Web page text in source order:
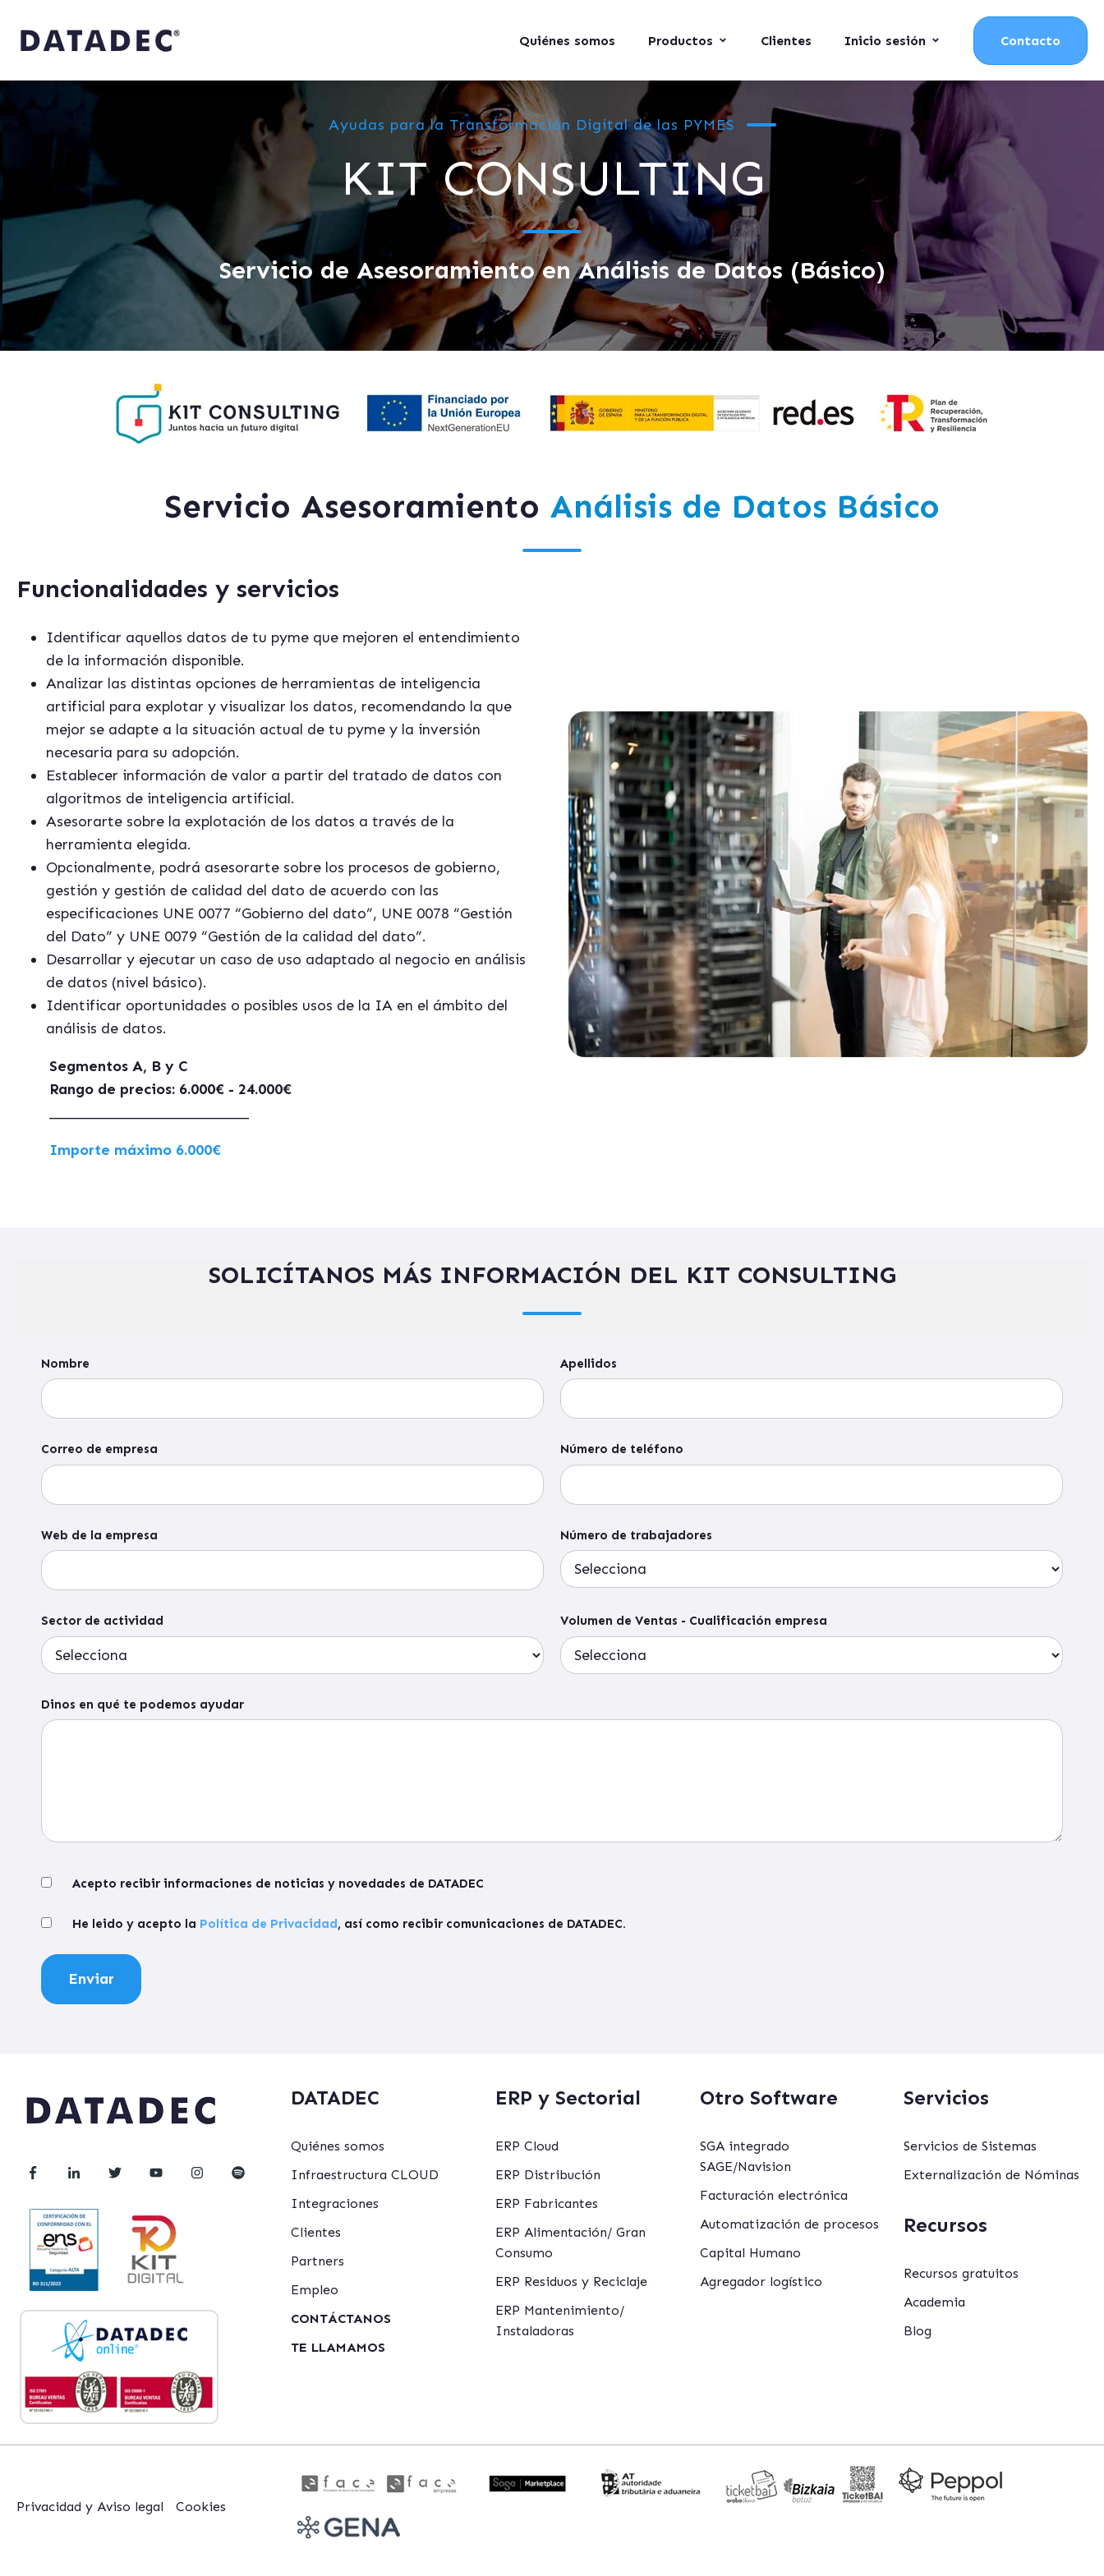
Quiénes somos Productos Clientes Inicio sesión Contacto
Ayudas para la Transformación Digital de las PYMES
KIT CONSULTING
Servicio de Asesoramiento en Análisis de Datos (Básico)
Servicio Asesoramiento Análisis de Datos Básico
Funcionalidades y servicios
Identificar aquellos datos de tu pyme que mejoren el entendimiento
de la información disponible.
Analizar las distintas opciones de herramientas de inteligencia
artificial para explotar y visualizar los datos, recomendando la que
mejor se adapte a la situación actual de tu pyme y la inversión
necesaria para su adopción.
Establecer información de valor a partir del tratado de datos con
algoritmos de inteligencia artificial.
Asesorarte sobre la explotación de los datos a través de la
herramienta elegida.
Opcionalmente, podrá asesorarte sobre los procesos de gobierno,
gestión y gestión de calidad del dato de acuerdo con las
especificaciones UNE 0077 “Gobierno del dato”, UNE 0078 “Gestión
del Dato” y UNE 0079 “Gestión de la calidad del dato”.
Desarrollar y ejecutar un caso de uso adaptado al negocio en análisis
de datos (nivel básico).
Identificar oportunidades o posibles usos de la IA en el ámbito del
análisis de datos.
Segmentos A, B y C
Rango de precios: 6.000€ - 24.000€
Importe máximo 6.000€
SOLICÍTANOS MÁS INFORMACIÓN DEL KIT CONSULTING
Nombre Apellidos
Correo de empresa Número de teléfono
Web de la empresa Número de trabajadores
Sector de actividad Volumen de Ventas - Cualificación empresa
Dinos en qué te podemos ayudar
Acepto recibir informaciones de noticias y novedades de DATADEC
He leido y acepto la Política de Privacidad, así como recibir comunicaciones de DATADEC.
DATADEC
Quiénes somos
Infraestructura CLOUD
Integraciones
Clientes
Partners
Empleo
CONTÁCTANOS
TE LLAMAMOS
ERP y Sectorial
ERP Cloud
ERP Distribución
ERP Fabricantes
ERP Alimentación/ Gran
Consumo
ERP Residuos y Reciclaje
ERP Mantenimiento/
Instaladoras
Otro Software
SGA integrado
SAGE/Navision
Facturación electrónica
Automatización de procesos
Capital Humano
Agregador logístico
Servicios
Servicios de Sistemas
Externalización de Nóminas
Recursos
Recursos gratuitos
Academia
Blog
Privacidad y Aviso legal Cookies